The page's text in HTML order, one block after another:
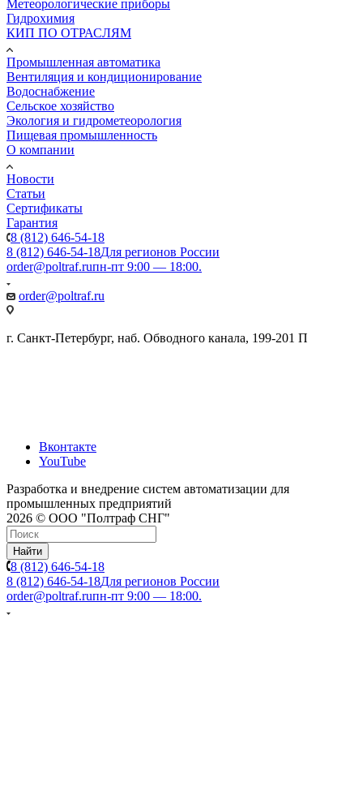
Метеорологические приборы
Гидрохимия
КИП ПО ОТРАСЛЯМ
Промышленная автоматика
Вентиляция и кондиционирование
Водоснабжение
Сельское хозяйство
Экология и гидрометеорология
Пищевая промышленность
О компании
Новости
Статьи
Сертификаты
Гарантия
8 (812) 646-54-18
8 (812) 646-54-18Для регионов России
order@poltraf.ruпн-пт 9:00 — 18:00.
order@poltraf.ru
г. Санкт-Петербург, наб. Обводного канала, 199-201 П
Вконтакте
YouTube
Разработка и внедрение систем автоматизации для
промышленных предприятий
2026 © ООО "Полтраф СНГ"
Найти
8 (812) 646-54-18
8 (812) 646-54-18Для регионов России
order@poltraf.ruпн-пт 9:00 — 18:00.